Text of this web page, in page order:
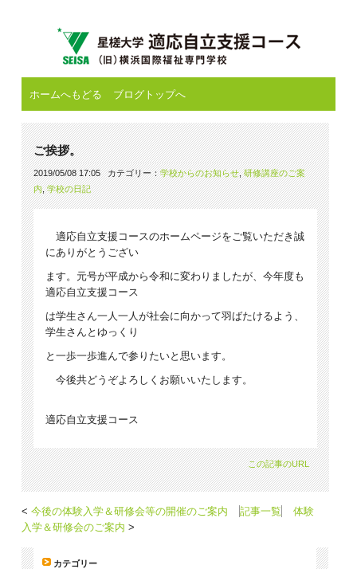
ホームへもどる ブログトップへ
ご挨拶。
2019/05/08 17:05 カテゴリー：学校からのお知らせ,研修講座のご案
内,学校の日記
適応自立支援コースのホームページをご覧いただき誠
にありがとうござい
ます。元号が平成から令和に変わりましたが、今年度も
適応自立支援コース
は学生さん一人一人が社会に向かって羽ばたけるよう、
学生さんとゆっくり
と一歩一歩進んで参りたいと思います。
今後共どうぞよろしくお願いいたします。
適応自立支援コース
この記事のURL
今後の体験入学＆研修会等の開催のご案内 記事一覧
体験
入学＆研修会のご案内
カテゴリー